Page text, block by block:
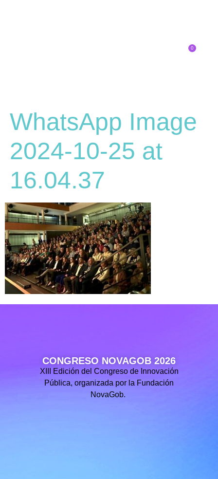
0
WhatsApp Image
2024-10-25 at
16.04.37
CONGRESO NOVAGOB 2026
XIII Edición del Congreso de Innovación
Pública, organizada por la Fundación
NovaGob.